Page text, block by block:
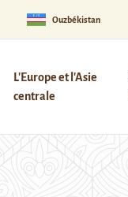
Ouzbékistan
L'Europe et l'Asie
centrale